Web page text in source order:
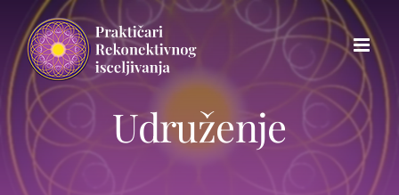
content
Udruženje